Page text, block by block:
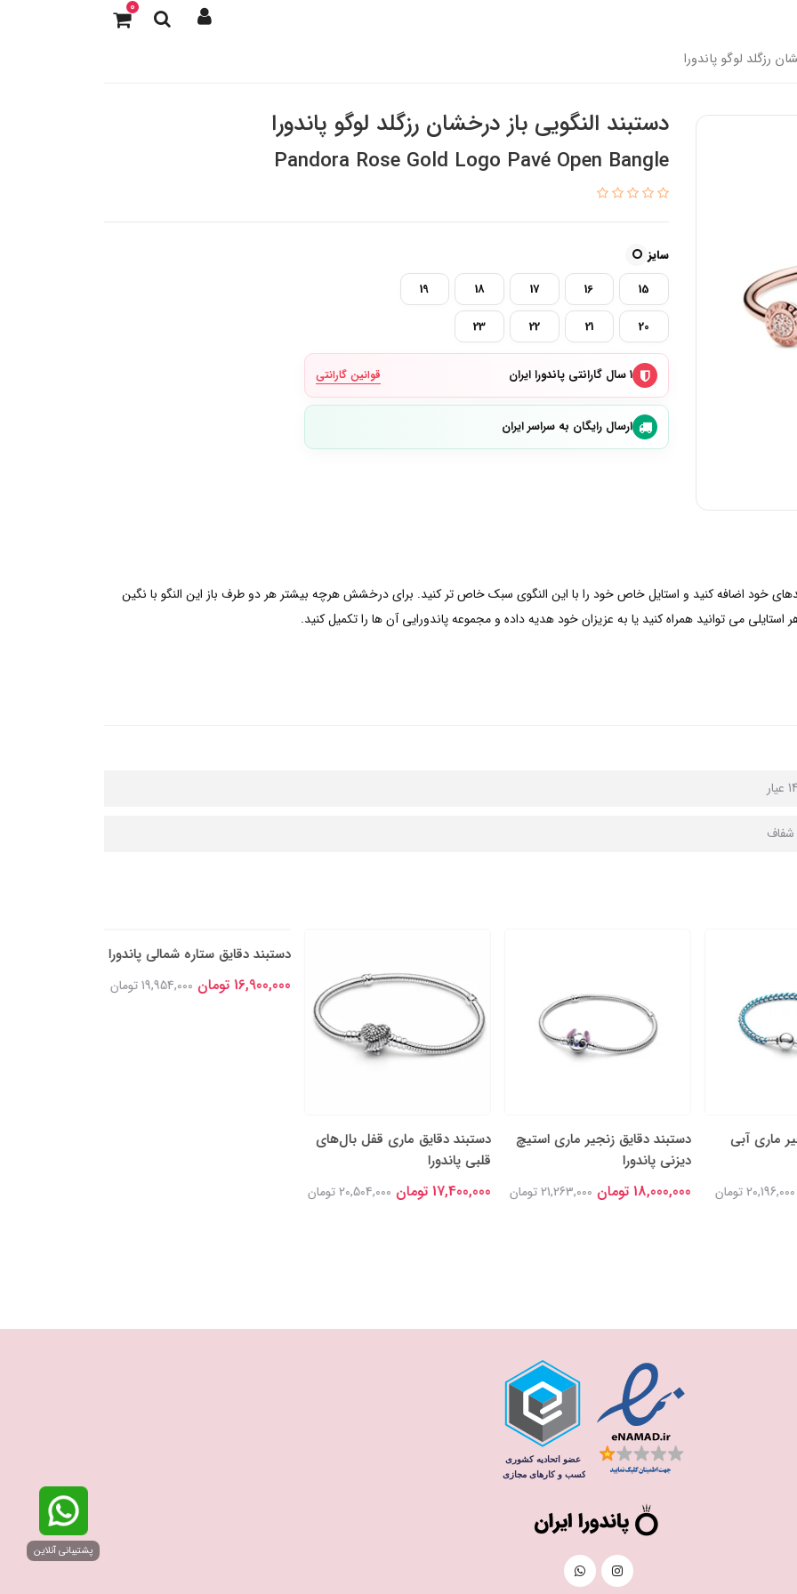
0
رزگلد لوگو پاندورا
دستبند النگویی باز درخشان رزگلد لوگو پاندورا
Pandora Rose Gold Logo Pavé Open Bangle
سایز
15
16
17
18
19
20
21
22
23
۱ سال گارانتی پاندورا ایران قوانین گارانتی
ارسال رایگان به سراسر ایران
خود اضافه کنید و استایل خاص خود را با این النگوی سبک خاص تر کنید. برای درخشش هرچه بیشتر هر دو طرف باز این النگو با نگین
می توانید همراه کنید یا به عزیزان خود هدیه داده و مجموعه پاندورایی آن ها را تکمیل کنید.
شفاف
ماری آبی
20,196,000 تومان
دستبند دقایق زنجیر ماری استیچ
دیزنی پاندورا
18,000,000 تومان 21,263,000 تومان
دستبند دقایق ماری قفل بال‌های
قلبی پاندورا
17,400,000 تومان 20,504,000 تومان
پشتیبانی آنلاین